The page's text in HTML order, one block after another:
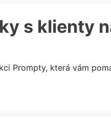
s klienty
Prompty, která vám